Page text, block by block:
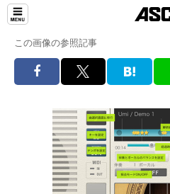
この画像の参照記事